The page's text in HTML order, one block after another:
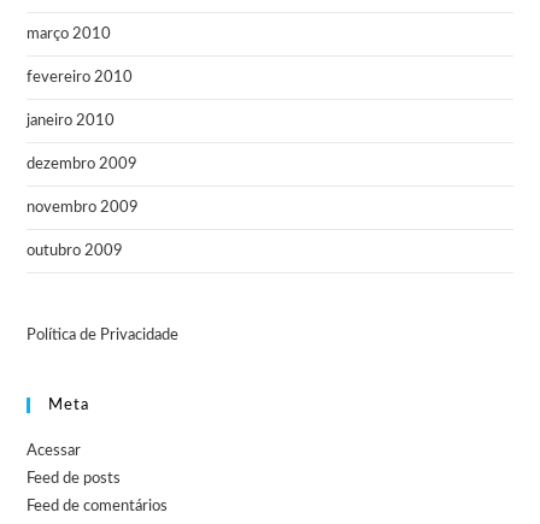
março 2010
fevereiro 2010
janeiro 2010
dezembro 2009
novembro 2009
outubro 2009
Política de Privacidade
Meta
Acessar
Feed de posts
Feed de comentários